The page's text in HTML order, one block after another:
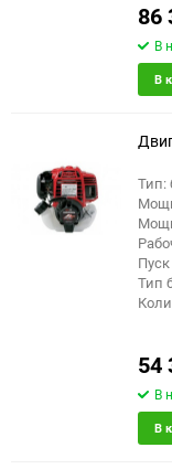
86
В
В
Тип:
Тип
54
В
В